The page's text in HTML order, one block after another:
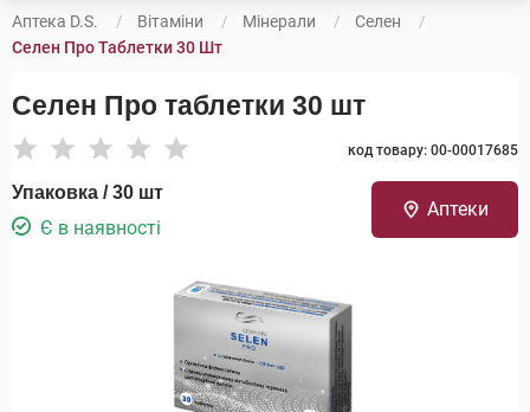
Аптека D.S. Вітаміни Мінерали
Селен
Селен Про Таблетки 30 Шт
Селен Про таблетки 30 шт
код товару: 00-00017685
Упаковка / 30 шт
Є в наявності
Аптеки